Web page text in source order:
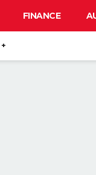
FINANCE
+